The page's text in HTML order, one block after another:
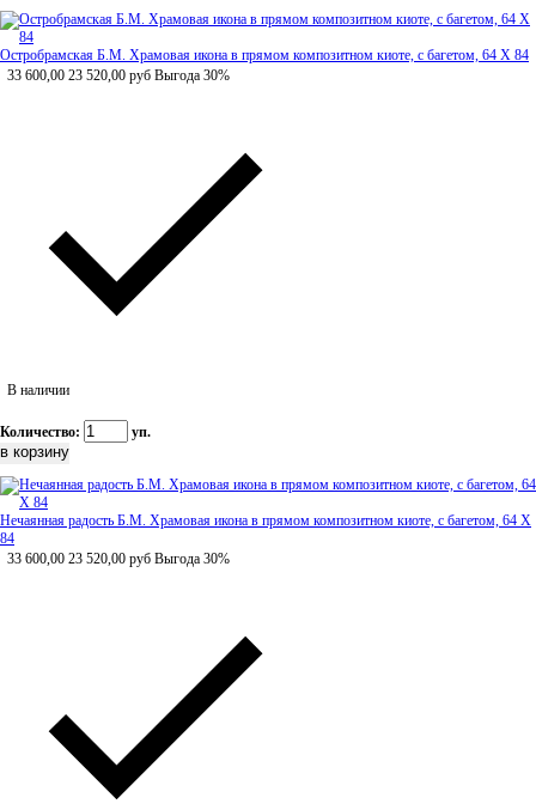
Остробрамская Б.М. Храмовая икона в прямом композитном киоте, с багетом, 64 Х 84
33 600,00 23 520,00 руб Выгода 30%
В наличии
Количество: уп.
Нечаянная радость Б.М. Храмовая икона в прямом композитном киоте, с багетом, 64 Х
84
33 600,00 23 520,00 руб Выгода 30%